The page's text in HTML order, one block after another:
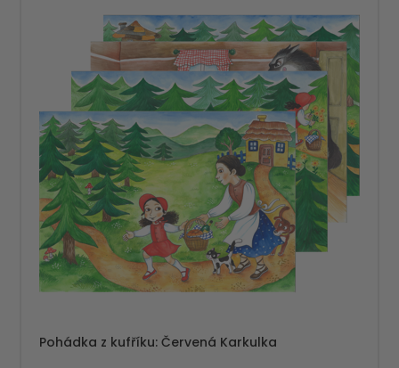
Pohádka z kufříku: Červená Karkulka